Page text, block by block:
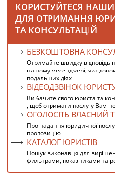
КОРИСТУЙТЕСЯ
ДЛЯ ОТРИМАННЯ
ТА КОНСУЛЬТАЦІЙ
БЕЗКОШТОВНА
Отримайте швидку
нашому месенджері, яка
подальших діях
ВІДЕОДЗВІНОК
Ви бачите свого юриста та
, щоб отримати послугу Вам
ОГОЛОСІТЬ ВЛАСНИЙ
Про надання юридичної
пропозицію
КАТАЛОГ ЮРИСТІВ
Пошук виконавця для
фильтрами, показниками та